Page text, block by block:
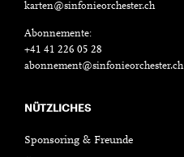
karten@sinfonieorchester.ch
Abonnemente:
+41 41 226 05 28
abonnement@sinfonieorchester.ch
NÜTZLICHES
Sponsoring & Freunde